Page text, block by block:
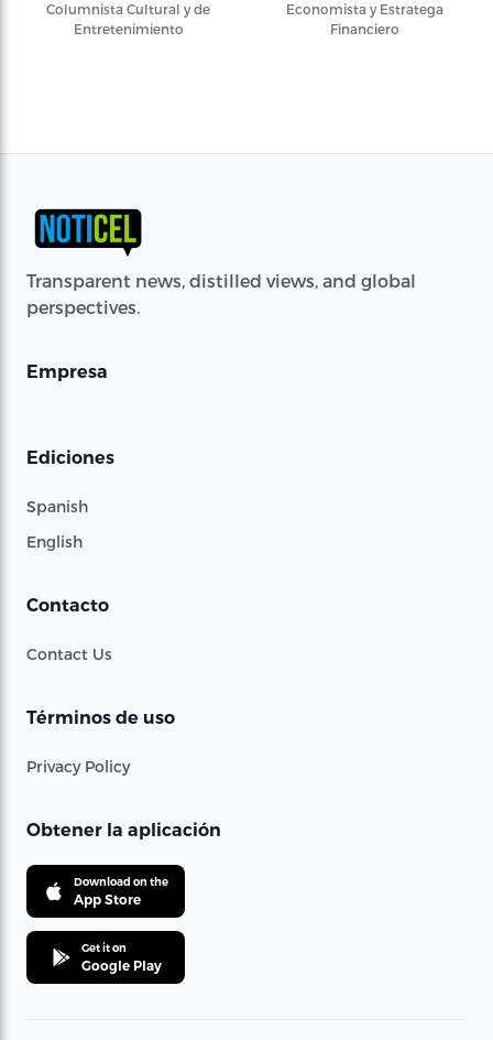
Columnista Cultural y de
Entretenimiento
Economista y Estratega
Financiero
Transparent news, distilled views, and global
perspectives.
Empresa
Ediciones
Spanish
English
Contacto
Contact Us
Términos de uso
Privacy Policy
Obtener la aplicación
Download on the
App Store
Get it on
Google Play